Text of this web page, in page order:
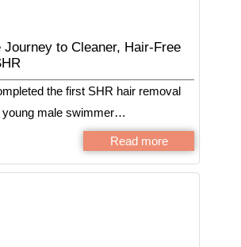
Journey to Cleaner, Hair-Free
the first SHR hair removal
young male swimmer…
Read more